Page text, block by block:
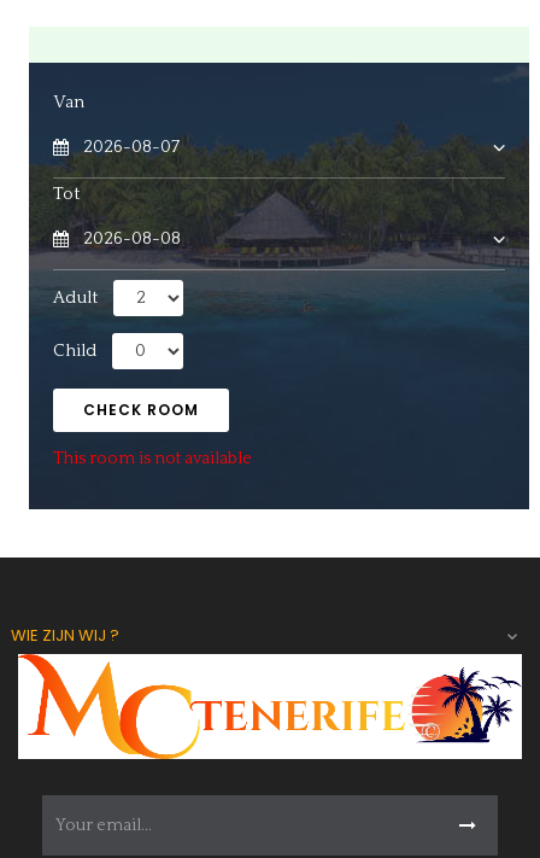
Van
Tot
Adult
Child
CHECK ROOM
This room is not available
WIE ZIJN WIJ ? 